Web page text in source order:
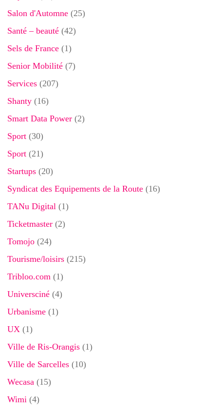
Salon d'Automne (25)
Santé – beauté (42)
Sels de France (1)
Senior Mobilité (7)
Services (207)
Shanty (16)
Smart Data Power (2)
Sport (30)
Sport (21)
Startups (20)
Syndicat des Equipements de la Route (16)
TANu Digital (1)
Ticketmaster (2)
Tomojo (24)
Tourisme/loisirs (215)
Tribloo.com (1)
Universciné (4)
Urbanisme (1)
UX (1)
Ville de Ris-Orangis (1)
Ville de Sarcelles (10)
Wecasa (15)
Wimi (4)